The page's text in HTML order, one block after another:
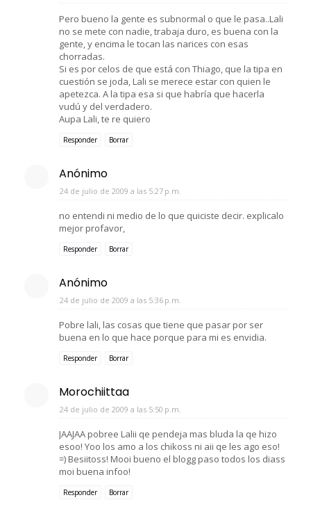
Pero bueno la gente es subnormal o que le pasa..Lali
no se mete con nadie, trabaja duro, es buena con la
gente, y encima le tocan las narices con esas
chorradas.
Si es por celos de que está con Thiago, que la tipa en
cuestión se joda, Lali se merece estar con quien le
apetezca. A la tipa esa si que habría que hacerla
vudú y del verdadero.
Aupa Lali, te re quiero
Responder Borrar
Anónimo
24 de julio de 2009 a las 5:27 p.m.
no entendi ni medio de lo que quiciste decir. explicalo
mejor profavor,
Responder Borrar
Anónimo
24 de julio de 2009 a las 5:36 p.m.
Pobre lali, las cosas que tiene que pasar por ser
buena en lo que hace porque para mi es envidia.
Responder Borrar
Morochiittaa
24 de julio de 2009 a las 5:50 p.m.
JAAJAA pobree Lalii qe pendeja mas bluda la qe hizo
esoo! Yoo los amo a los chikoss ni aii qe les ago eso!
=) Besiitoss! Mooi bueno el blogg paso todos los diass
moi buena infoo!
Responder Borrar